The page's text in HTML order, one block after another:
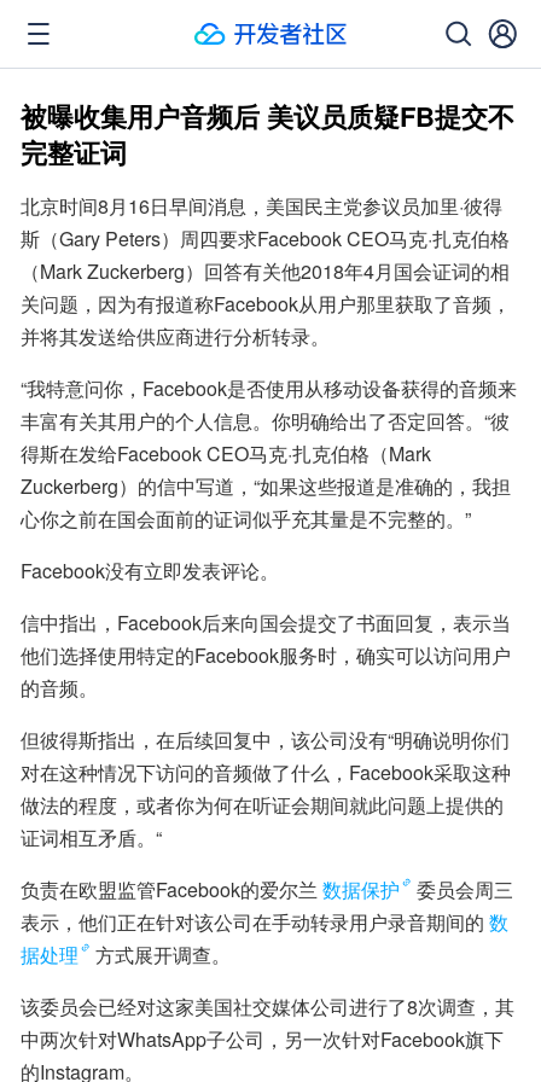
被曝收集用户音频后 美议员质疑FB提交不
完整证词
北京时间8月16日早间消息，美国民主党参议员加里·彼得
斯（Gary Peters）周四要求Facebook CEO马克·扎克伯格
（Mark Zuckerberg）回答有关他2018年4月国会证词的相
关问题，因为有报道称Facebook从用户那里获取了音频，
并将其发送给供应商进行分析转录。
“我特意问你，Facebook是否使用从移动设备获得的音频来
丰富有关其用户的个人信息。你明确给出了否定回答。“彼
得斯在发给Facebook CEO马克·扎克伯格（Mark
Zuckerberg）的信中写道，“如果这些报道是准确的，我担
心你之前在国会面前的证词似乎充其量是不完整的。”
Facebook没有立即发表评论。
信中指出，Facebook后来向国会提交了书面回复，表示当
他们选择使用特定的Facebook服务时，确实可以访问用户
的音频。
但彼得斯指出，在后续回复中，该公司没有“明确说明你们
对在这种情况下访问的音频做了什么，Facebook采取这种
做法的程度，或者你为何在听证会期间就此问题上提供的
证词相互矛盾。“
负责在欧盟监管Facebook的爱尔兰 数据保护
委员会周三
表示，他们正在针对该公司在手动转录用户录音期间的 数
据处理
方式展开调查。
该委员会已经对这家美国社交媒体公司进行了8次调查，其
中两次针对WhatsApp子公司，另一次针对Facebook旗下
的Instagram。